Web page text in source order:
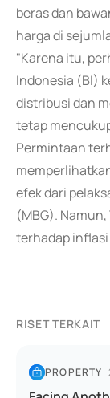
beras dan
harga di
"Karena itu,
Indonesia (BI)
distribusi dan
tetap
Permintaan
efek dari
(MBG).
terhadap
RISET TERKAIT
PROPERTY|